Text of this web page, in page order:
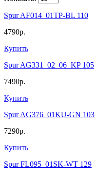
Spur AF014_01TP-BL 110
4790р.
Купить
Spur AG331_02_06_KP 105
7490р.
Купить
Spur AG376_01KU-GN 103
7290р.
Купить
Spur FL095_01SK-WT 129